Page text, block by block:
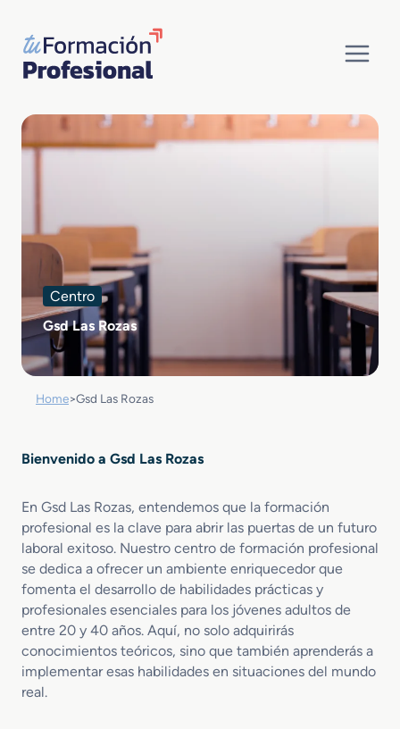
contenido
Centro
Gsd Las Rozas
Home>Gsd Las Rozas
Bienvenido a Gsd Las Rozas
En Gsd Las Rozas, entendemos que la formación
profesional es la clave para abrir las puertas de un futuro
laboral exitoso. Nuestro centro de formación profesional
se dedica a ofrecer un ambiente enriquecedor que
fomenta el desarrollo de habilidades prácticas y
profesionales esenciales para los jóvenes adultos de
entre 20 y 40 años. Aquí, no solo adquirirás
conocimientos teóricos, sino que también aprenderás a
implementar esas habilidades en situaciones del mundo
real.